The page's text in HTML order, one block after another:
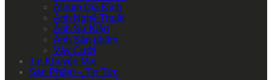
Album Gia Đình
Ảnh Nghệ Thuật
Ảnh Sự Kiện
Ảnh Sản phẩm
Váy Cưới
Tin Khuyến Mại
Sản Phẩm – Tin Tức